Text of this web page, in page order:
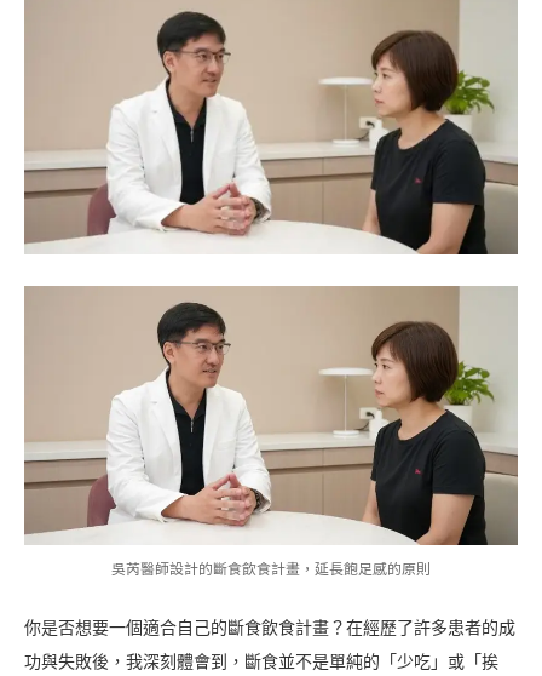
吳芮醫師設計的斷食飲食計畫，延長飽足感的原則
你是否想要一個適合自己的斷食飲食計畫？在經歷了許多患者的成
功與失敗後，我深刻體會到，斷食並不是單純的「少吃」或「挨